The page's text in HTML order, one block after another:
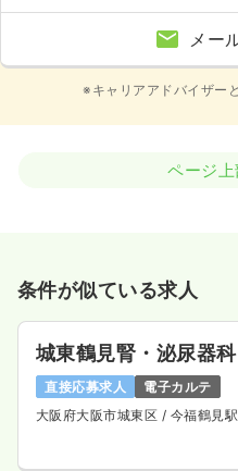
メー
※キャリアアドバイザー
ページ上
条件が似ている求人
城東鶴見腎・泌尿器
直接応募求人
電子カルテ
大阪府大阪市城東区 / 今福鶴見